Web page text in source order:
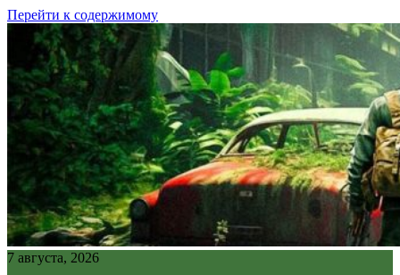
Перейти к содержимому
7 августа, 2026